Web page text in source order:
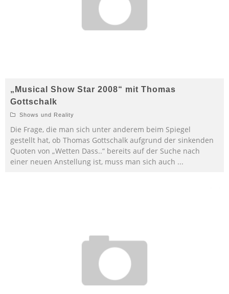
„Musical Show Star 2008“ mit Thomas
Gottschalk
Shows und Reality
Die Frage, die man sich unter anderem beim Spiegel
gestellt hat, ob Thomas Gottschalk aufgrund der sinkenden
Quoten von „Wetten Dass..“ bereits auf der Suche nach
einer neuen Anstellung ist, muss man sich auch ...